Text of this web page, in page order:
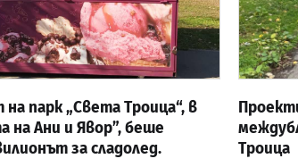
парк „Света Троица“, в
на Ани и Явор”, беше
за сладолед.
Троица